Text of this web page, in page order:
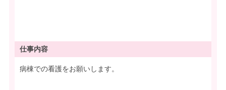
仕事内容
病棟での看護をお願いします。